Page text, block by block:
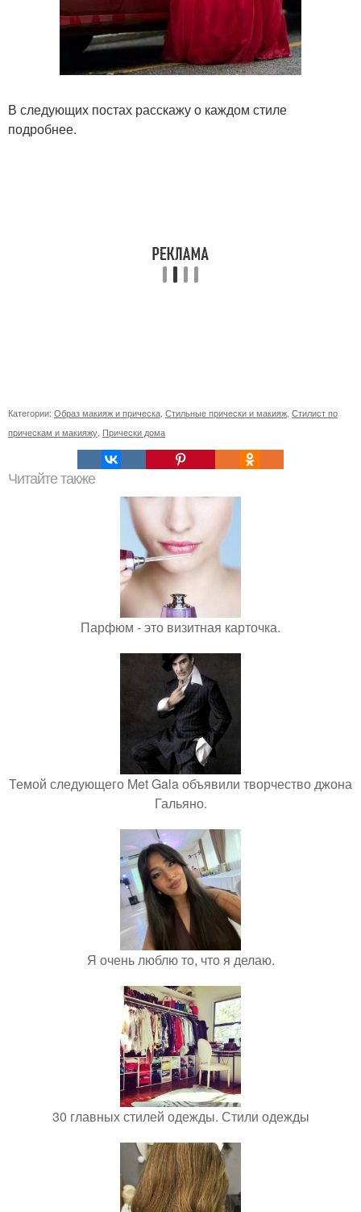
В следующих постах расскажу о каждом стиле
подробнее.
Категории: Образ макияж и прическа Стильные прически и макияж Стилист по
прическам и макияжу Прически дома
Читайте также
Парфюм - это визитная карточка.
Темой следующего Met Gala объявили творчество джона
Гальяно.
Я очень люблю то, что я делаю.
30 главных стилей одежды. Стили одежды